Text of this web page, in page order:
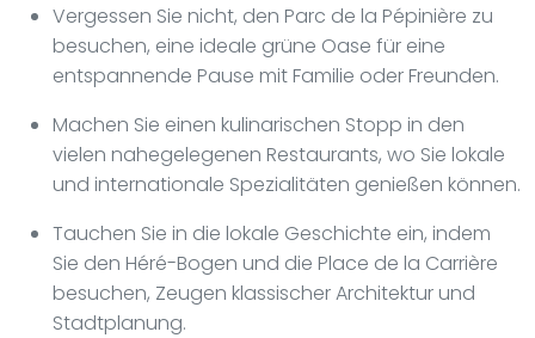
Vergessen Sie nicht, den Parc de la Pépinière zu
besuchen, eine ideale grüne Oase für eine
entspannende Pause mit Familie oder Freunden.
Machen Sie einen kulinarischen Stopp in den
vielen nahegelegenen Restaurants, wo Sie lokale
und internationale Spezialitäten genießen können.
Tauchen Sie in die lokale Geschichte ein, indem
Sie den Héré-Bogen und die Place de la Carrière
besuchen, Zeugen klassischer Architektur und
Stadtplanung.